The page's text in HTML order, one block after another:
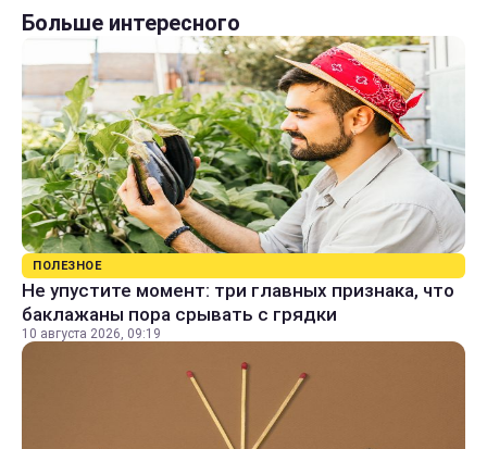
Больше интересного
ПОЛЕЗНОЕ
Не упустите момент: три главных признака, что
баклажаны пора срывать с грядки
10 августа 2026, 09:19